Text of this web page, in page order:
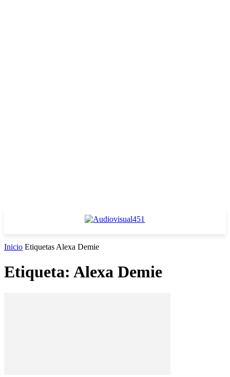
Inicio Etiquetas Alexa Demie
Etiqueta: Alexa Demie